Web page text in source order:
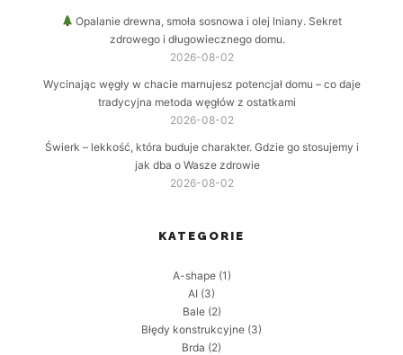
Opalanie drewna, smoła sosnowa i olej lniany. Sekret
zdrowego i długowiecznego domu.
2026-08-02
Wycinając węgły w chacie marnujesz potencjał domu – co daje
tradycyjna metoda węgłów z ostatkami
2026-08-02
Świerk – lekkość, która buduje charakter. Gdzie go stosujemy i
jak dba o Wasze zdrowie
2026-08-02
KATEGORIE
A-shape(1)
AI (3)
Bale(2)
Błędy konstrukcyjne (3)
Brda (2)